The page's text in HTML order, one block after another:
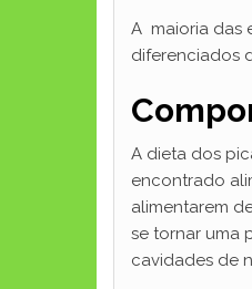
A maioria das
diferenciados
A dieta dos
encontrado
alimentarem
se tornar uma
cavidades de